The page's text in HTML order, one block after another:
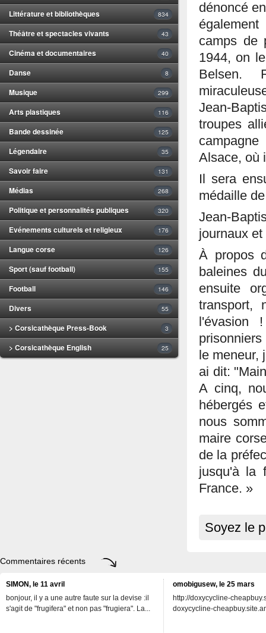
Littérature et bibliothèques 834
Théâtre et spectacles vivants 43
Cinéma et documentaires 40
Danse 8
Musique 299
Arts plastiques 116
Bande dessinée 125
Légendaire 35
Savoir faire 131
Médias 268
Politique et personnalités publiques 320
Evénements culturels et religieux 176
Langue corse 126
Sport (sauf football) 155
Football 146
Divers 55
> Corsicathèque Press-Book 3
> Corsicathèque English 25
dénoncé
camps de
1944, on
Belsen.
Jean-
troupes
Alsace, où
Il sera
médaille
Jean-
journaux
À propos
baleines
ensuite
transport,
l'évasion
le
ai dit:
A cinq,
hébergés
nous
maire
de la
jusqu'à la
France. »
Soyez le
Commentaires récents
SIMON, le 11 avril
bonjour, il y a une autre faute sur la devise :il
s'agit de "frugifera" et non pas "frugiera". La...
omobigusew, le 25 mars
http://doxycycline-
doxycycline-